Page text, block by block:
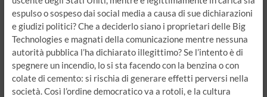
espulso o sospeso dai social media a causa di sue dichiarazioni
e giudizi politici? Che a deciderlo siano i proprietari delle Big
Technologies e magnati della comunicazione mentre nessuna
autorità pubblica l’ha dichiarato illegittimo? Se l’intento è di
spegnere un incendio, lo si sta facendo con la benzina o con
colate di cemento: si rischia di generare effetti perversi nella
società. Così l’ordine democratico va a rotoli, e la cultura